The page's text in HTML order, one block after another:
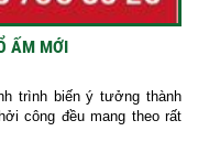
ẤM MỚI
trình biến ý tưởng thành
công đều mang theo rất